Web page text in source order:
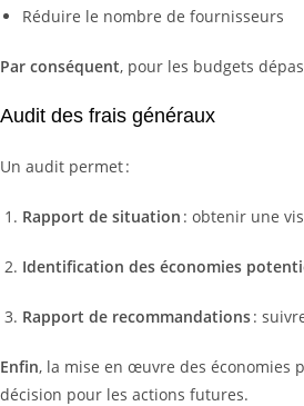
Réduire le nombre de fournisseurs
Par conséquent, pour les budgets
Audit des frais généraux
Un audit permet :
Rapport de situation : obtenir une
Identification des économies
Rapport de recommandations:
Enfin, la mise en œuvre des économies
décision pour les actions futures.